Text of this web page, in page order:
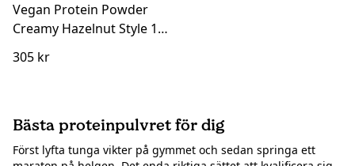
Vegan Protein Powder
Creamy Hazelnut Style 1
kg
305 kr
Bästa proteinpulvret för dig
Först lyfta tunga vikter på gymmet och sedan springa ett